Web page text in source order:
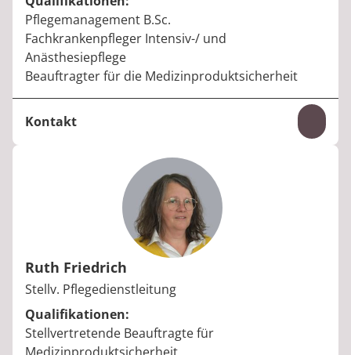
Pflegemanagement B.Sc.
Fachkrankenpfleger Intensiv-/ und
Anästhesiepflege
Beauftragter für die Medizinproduktsicherheit
Kontakt
oliver.stass@median-kliniken.de
Ruth Friedrich
Berufstitel:
Stellv. Pflegedienstleitung
Qualifikationen:
Stellvertretende Beauftragte für
Medizinproduktsicherheit